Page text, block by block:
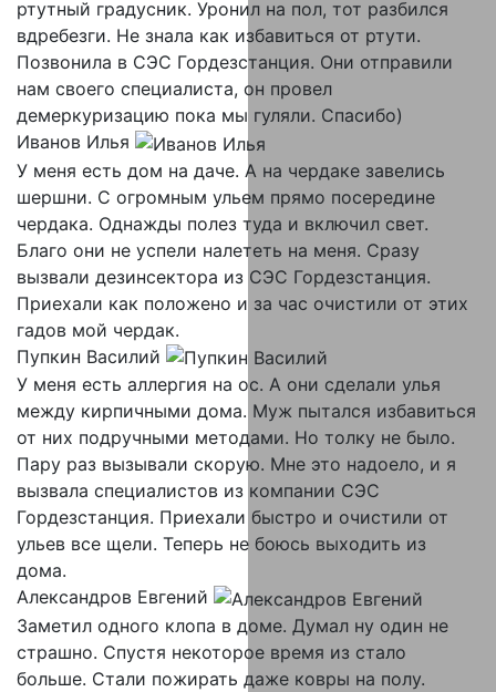
ртутный градусник. Уронил на пол, тот разбился
вдребезги. Не знала как избавиться от ртути.
Позвонила в СЭС Гордезстанция. Они отправили
нам своего специалиста, он провел
демеркуризацию пока мы гуляли. Спасибо)
Иванов Илья
У меня есть дом на даче. А на чердаке завелись
шершни. С огромным ульем прямо посередине
чердака. Однажды полез туда и включил свет.
Благо они не успели налететь на меня. Сразу
вызвали дезинсектора из СЭС Гордезстанция.
Приехали как положено и за час очистили от этих
гадов мой чердак.
Пупкин Василий
У меня есть аллергия на ос. А они сделали улья
между кирпичными дома. Муж пытался избавиться
от них подручными методами. Но толку не было.
Пару раз вызывали скорую. Мне это надоело, и я
вызвала специалистов из компании СЭС
Гордезстанция. Приехали быстро и очистили от
ульев все щели. Теперь не боюсь выходить из
дома.
Александров Евгений
Заметил одного клопа в доме. Думал ну один не
страшно. Спустя некоторое время из стало
больше. Стали пожирать даже ковры на полу.